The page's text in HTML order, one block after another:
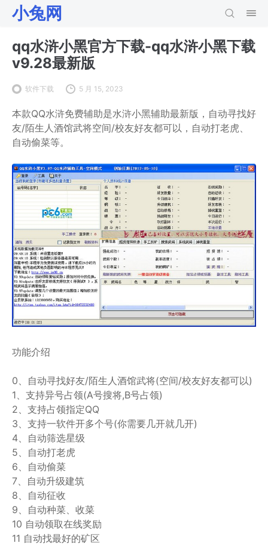
小兔网
qq水浒小黑官方下载-qq水浒小黑下载
v9.28最新版
软件下载 5 月 15, 2023
本款QQ水浒免费辅助是水浒小黑辅助最新版，自动寻找好
友/陌生人酒馆武将空间/校友好友都可以，自动打老虎、
自动偷菜等。
功能介绍
0、自动寻找好友/陌生人酒馆武将(空间/校友好友都可以)
1、支持异号占领(A号搜将,B号占领)
2、支持占领指定QQ
3、支持一软件开多个号(你需要几开就几开)
4、自动筛选星级
5、自动打老虎
6、自动偷菜
7、自动升级建筑
8、自动征收
9、自动种菜、收菜
10 自动领取在线奖励
11 自动找最好的矿区